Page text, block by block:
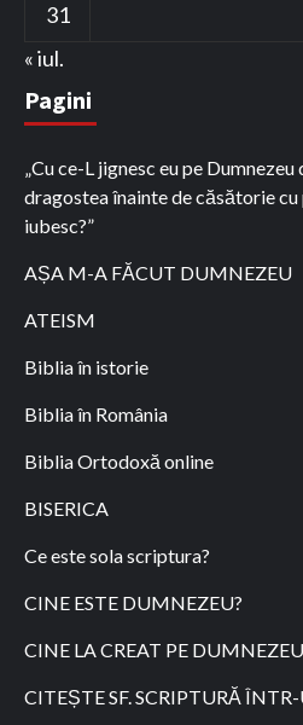
31
« iul.
Pagini
„Cu ce-L jignesc eu pe
dragostea înainte de căsătorie cu
iubesc?”
AȘA M-A FĂCUT DUMNEZEU
ATEISM
Biblia în istorie
Biblia în România
Biblia Ortodoxă online
BISERICA
Ce este sola scriptura?
CINE ESTE DUMNEZEU?
CINE LA CREAT PE
CITEȘTE SF. SCRIPTURĂ